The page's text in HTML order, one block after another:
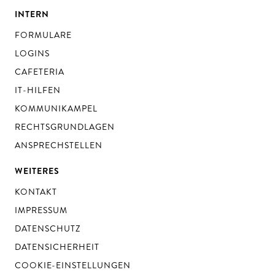
INTERN
FORMULARE
LOGINS
CAFETERIA
IT-HILFEN
KOMMUNIKAMPEL
RECHTSGRUNDLAGEN
ANSPRECHSTELLEN
WEITERES
KONTAKT
IMPRESSUM
DATENSCHUTZ
DATENSICHERHEIT
COOKIE-EINSTELLUNGEN